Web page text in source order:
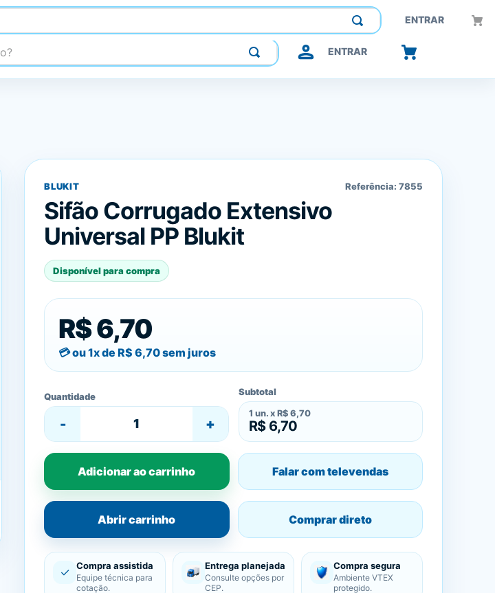
ENTRAR
Construindo confiança, inovando o futuro.
ENTRAR
BLUKIT Referência: 7855
Sifão Corrugado Extensivo
Universal PP Blukit
Disponível para compra
R$ 6,70
ou 1x de R$ 6,70sem juros
Quantidade
- +
Subtotal
1 un. x R$ 6,70
R$ 6,70
Adicionar ao carrinho Falar com televendas
Abrir carrinho Comprar direto
✓ Compra assistida
Equipe técnica para
cotação.
Entrega planejada
Consulte opções por
CEP.
Compra segura
Ambiente VTEX
protegido.